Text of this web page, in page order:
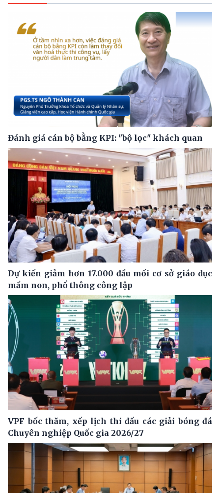
Đánh giá cán bộ bằng KPI: "bộ lọc" khách quan
Dự kiến giảm hơn 17.000 đầu mối cơ sở giáo dục
mầm non, phổ thông công lập
VPF bốc thăm, xếp lịch thi đấu các giải bóng đá
Chuyên nghiệp Quốc gia 2026/27